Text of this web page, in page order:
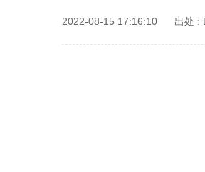
2022-08-15 17:16:10 出处 :